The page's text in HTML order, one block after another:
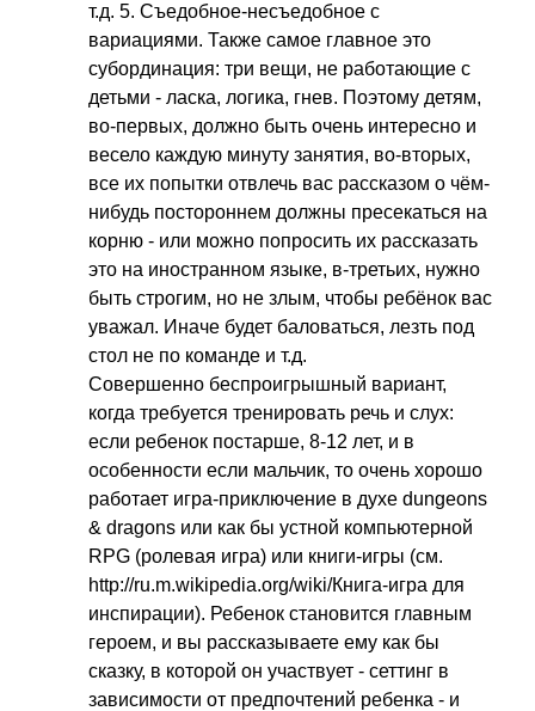
т.д. 5. Съедобное-несъедобное с
вариациями. Также самое главное это
субординация: три вещи, не работающие с
детьми - ласка, логика, гнев. Поэтому детям,
во-первых, должно быть очень интересно и
весело каждую минуту занятия, во-вторых,
все их попытки отвлечь вас рассказом о чём-
нибудь постороннем должны пресекаться на
корню - или можно попросить их рассказать
это на иностранном языке, в-третьих, нужно
быть строгим, но не злым, чтобы ребёнок вас
уважал. Иначе будет баловаться, лезть под
стол не по команде и т.д.
Совершенно беспроигрышный вариант,
когда требуется тренировать речь и слух:
если ребенок постарше, 8-12 лет, и в
особенности если мальчик, то очень хорошо
работает игра-приключение в духе dungeons
& dragons или как бы устной компьютерной
RPG (ролевая игра) или книги-игры (см.
http://ru.m.wikipedia.org/wiki/Книга-игра для
инспирации). Ребенок становится главным
героем, и вы рассказываете ему как бы
сказку, в которой он участвует - сеттинг в
зависимости от предпочтений ребенка - и